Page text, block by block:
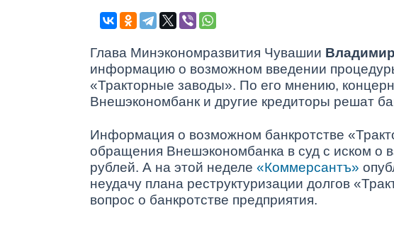
Глава Минэкономразвития Чувашии
информацию о возможном введении
«Тракторные заводы». По его мнению,
Внешэкономбанк и другие кредиторы решат
Информация о возможном банкротстве
обращения Внешэкономбанка в суд с иском о
рублей. А на этой неделе «Коммерсантъ»
неудачу плана реструктуризации долгов
вопрос о банкротстве предприятия.